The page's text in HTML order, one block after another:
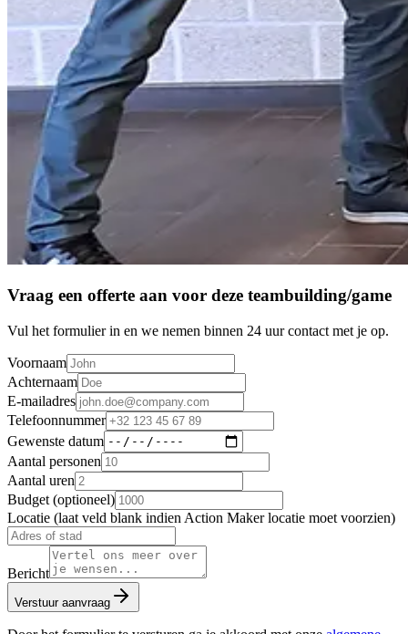
Vraag een offerte aan voor deze teambuilding/game
Vul het formulier in en we nemen binnen 24 uur contact met je op.
Voornaam
Achternaam
E-mailadres
Telefoonnummer
Gewenste datum
Aantal personen
Aantal uren
Budget (optioneel)
Locatie (laat veld blank indien Action Maker locatie moet voorzien)
Bericht
Verstuur aanvraag